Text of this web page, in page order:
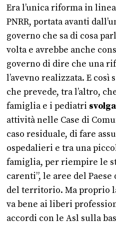
Era l’unica riforma in
PNRR, portata avanti
governo che sa di cosa
volta e avrebbe anche
governo di dire che una
l’avevno realizzata. E così
che prevede, tra l’altro,
famiglia e i pediatri
attività nelle Case di
caso residuale, di fare
ospedalieri e tra una
famiglia, per riempire le
carenti”, le aree del
del territorio. Ma proprio
va bene ai liberi
accordi con le Asl sulla